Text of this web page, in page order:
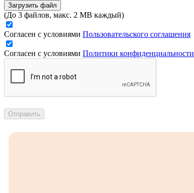
Загрузить файл
(До 3 файлов, макс. 2 MB каждый)
Согласен с условиями Пользовательского соглашения
Согласен с условиями Политики конфиденциальности
Отправить